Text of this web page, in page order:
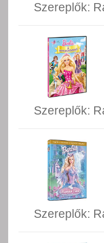
Szereplők:
Szereplők:
Szereplők: